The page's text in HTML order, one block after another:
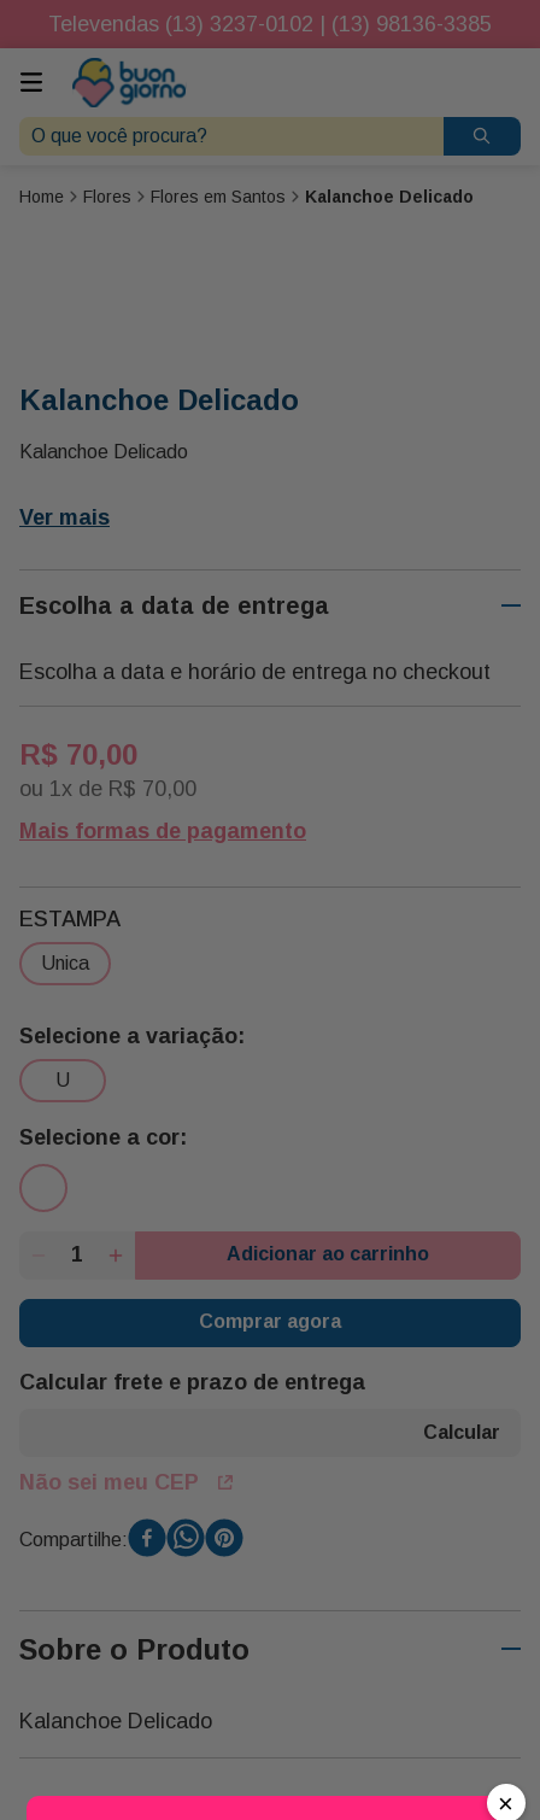
Televendas (13) 3237-0102 | (13) 98136-3385
O que você procura?
Flores Flores em Santos Kalanchoe Delicado
Kalanchoe Delicado
Kalanchoe Delicado
Ver mais
Escolha a data de entrega
Escolha a data e horário de entrega no checkout
R$ 70,00
ou 1 x de R$ 70,00
Mais formas de pagamento
u
ESTAMPA
unica
Adicionar ao carrinho
Comprar agora
Calcular frete e prazo de entrega
Não sei meu CEP
Compartilhe:
Sobre o Produto
Kalanchoe Delicado
×